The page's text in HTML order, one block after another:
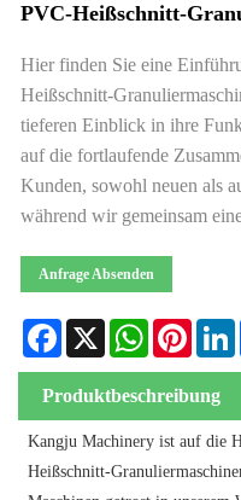
PVC-Heißschnitt-
Hier finden Sie eine
Heißschnitt-
tieferen Einblick in ihre
auf die fortlaufende
Kunden, sowohl neuen als
während wir gemeinsam
Anfrage Absenden
Facebook
X WhatsApp
Produktbeschreibung
Kangju Machinery ist auf die
Heißschnitt-